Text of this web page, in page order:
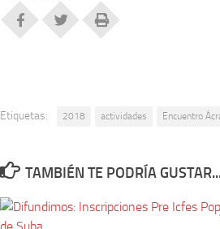
Etiquetas: 2018 actividades Encuentro
TAMBIÉN TE PODRÍA